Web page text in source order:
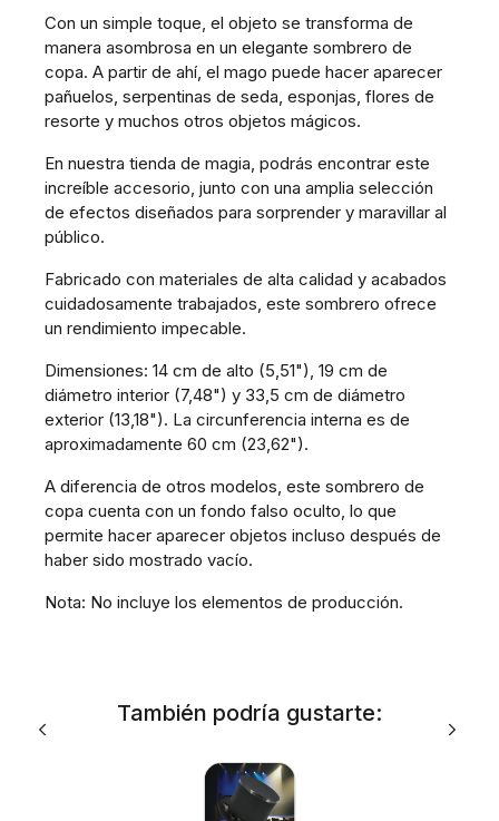
Con un simple toque, el objeto se transforma de
manera asombrosa en un elegante sombrero de
copa. A partir de ahí, el mago puede hacer aparecer
pañuelos, serpentinas de seda, esponjas, flores de
resorte y muchos otros objetos mágicos.
En nuestra tienda de magia, podrás encontrar este
increíble accesorio, junto con una amplia selección
de efectos diseñados para sorprender y maravillar al
público.
Fabricado con materiales de alta calidad y acabados
cuidadosamente trabajados, este sombrero ofrece
un rendimiento impecable.
Dimensiones: 14 cm de alto (5,51"), 19 cm de
diámetro interior (7,48") y 33,5 cm de diámetro
exterior (13,18"). La circunferencia interna es de
aproximadamente 60 cm (23,62").
A diferencia de otros modelos, este sombrero de
copa cuenta con un fondo falso oculto, lo que
permite hacer aparecer objetos incluso después de
haber sido mostrado vacío.
Nota: No incluye los elementos de producción.
También podría gustarte: